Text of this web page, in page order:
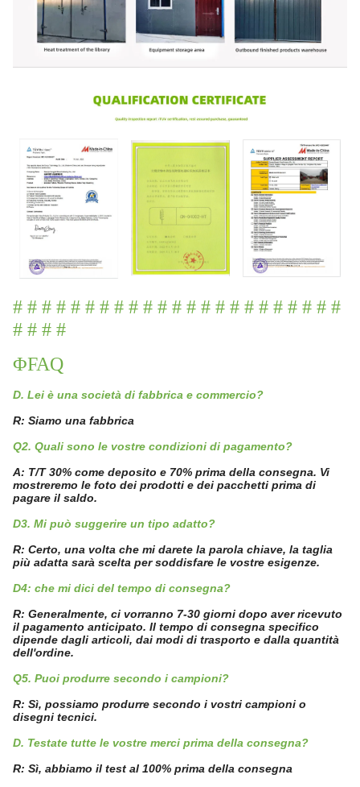
# # # # # # # # # # # # # # # # # # # # # # #
# # # #
ΦFAQ
D. Lei è una società di fabbrica e commercio?
R: Siamo una fabbrica
Q2. Quali sono le vostre condizioni di pagamento?
A: T/T 30% come deposito e 70% prima della consegna. Vi
mostreremo le foto dei prodotti e dei pacchetti prima di
pagare il saldo.
D3. Mi può suggerire un tipo adatto?
R: Certo, una volta che mi darete la parola chiave, la taglia
più adatta sarà scelta per soddisfare le vostre esigenze.
D4: che mi dici del tempo di consegna?
R: Generalmente, ci vorranno 7-30 giorni dopo aver ricevuto
il pagamento anticipato. Il tempo di consegna specifico
dipende dagli articoli, dai modi di trasporto e dalla quantità
dell'ordine.
Q5. Puoi produrre secondo i campioni?
R: Sì, possiamo produrre secondo i vostri campioni o
disegni tecnici.
D. Testate tutte le vostre merci prima della consegna?
R: Sì, abbiamo il test al 100% prima della consegna